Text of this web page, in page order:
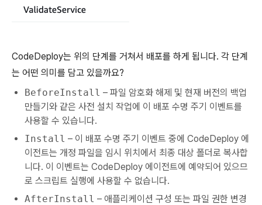
CodeDeploy는 위의 단계를 거쳐서 배포를 하게 됩니다. 각 단계
는 어떤 의미를 담고 있을까요?
BeforeInstall – 파일 암호화 해제 및 현재 버전의 백업
만들기와 같은 사전 설치 작업에 이 배포 수명 주기 이벤트를
사용할 수 있습니다.
Install – 이 배포 수명 주기 이벤트 중에 CodeDeploy 에
이전트는 개정 파일을 임시 위치에서 최종 대상 폴더로 복사합
니다. 이 이벤트는 CodeDeploy 에이전트에 예약되어 있으므
로 스크립트 실행에 사용할 수 없습니다.
AfterInstall – 애플리케이션 구성 또는 파일 권한 변경